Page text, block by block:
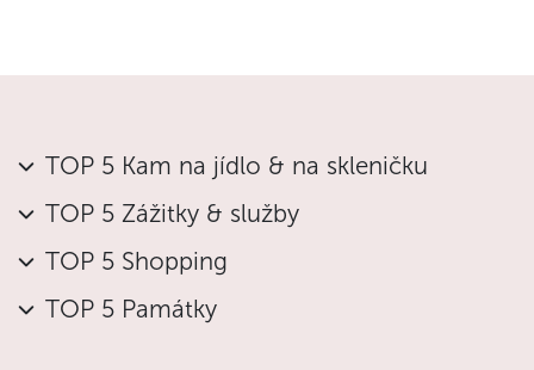
TOP 5 Kam na jídlo & na skleničku
TOP 5 Zážitky & služby
TOP 5 Shopping
TOP 5 Památky